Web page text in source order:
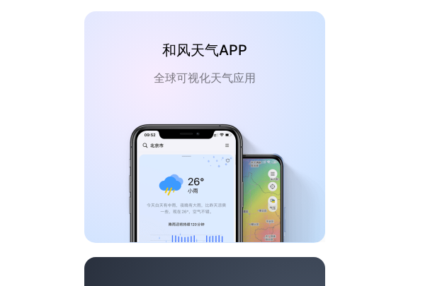
和风天气APP
全球可视化天气应用